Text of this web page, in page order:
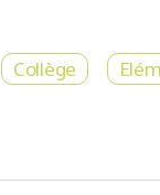
Collège